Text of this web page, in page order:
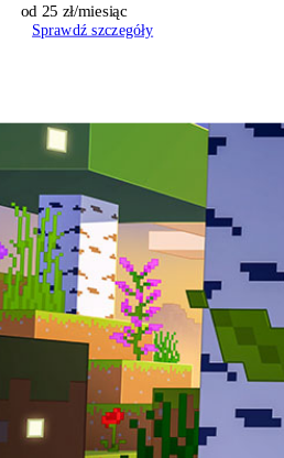
od 25 zł/miesiąc
Sprawdź szczegóły